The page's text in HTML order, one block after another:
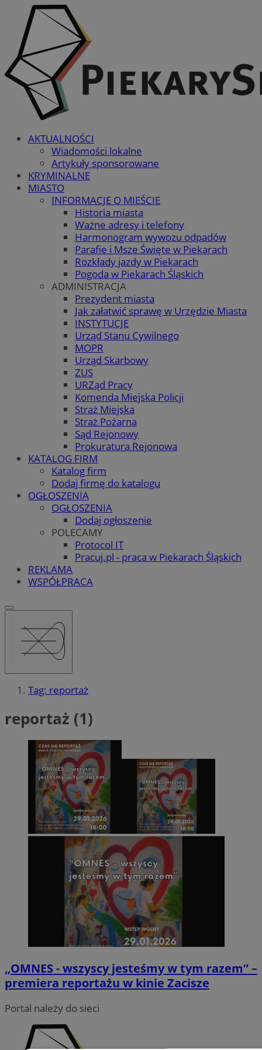
AKTUALNOŚCI
Wiadomości lokalne
Artykuły sponsorowane
KRYMINALNE
MIASTO
INFORMACJE O MIEŚCIE
Historia miasta
Ważne adresy i telefony
Harmonogram wywozu odpadów
Parafie i Msze Święte w Piekarach
Rozkłady jazdy w Piekarach
Pogoda w Piekarach Śląskich
ADMINISTRACJA
Prezydent miasta
Jak załatwić sprawę w Urzędzie Miasta
INSTYTUCJE
Urząd Stanu Cywilnego
MOPR
Urząd Skarbowy
ZUS
URZąd Pracy
Komenda Miejska Policji
Straż Miejska
Straż Pożarna
Sąd Rejonowy
Prokuratura Rejonowa
KATALOG FIRM
Katalog firm
Dodaj firmę do katalogu
OGŁOSZENIA
OGŁOSZENIA
Dodaj ogłoszenie
POLECAMY
Protocol IT
Pracuj.pl - praca w Piekarach Śląskich
REKLAMA
WSPÓŁPRACA
Tag: reportaż
reportaż (1)
„OMNES - wszyscy jesteśmy w tym razem” –
premiera reportażu w kinie Zacisze
Portal należy do sieci